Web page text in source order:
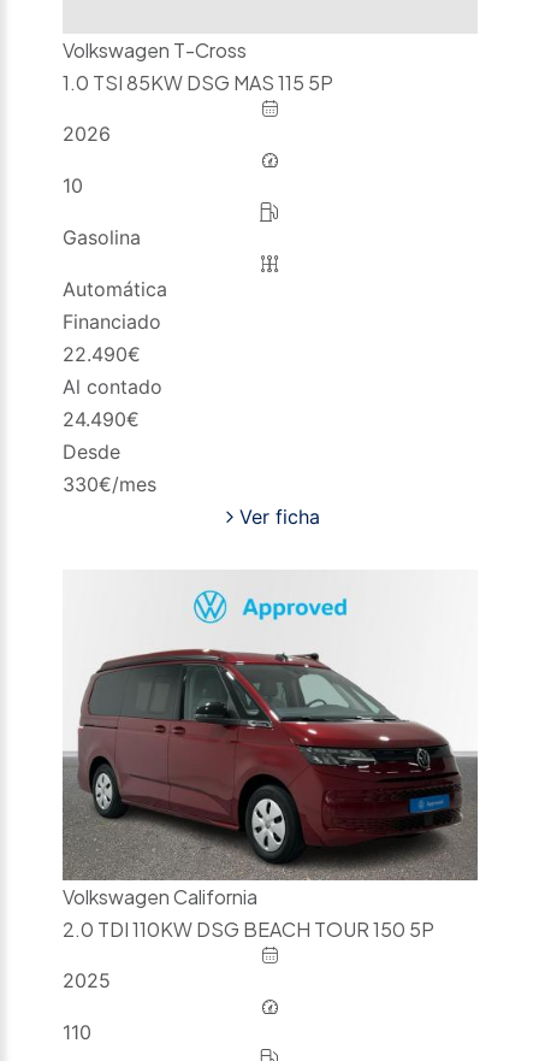
Volkswagen T-Cross
1.0 TSI 85KW DSG MAS 115 5P
2026
10
Gasolina
Automática
Financiado
22.490€
Al contado
24.490€
Desde
330€/mes
Ver ficha
Volkswagen California
2.0 TDI 110KW DSG BEACH TOUR 150 5P
2025
110